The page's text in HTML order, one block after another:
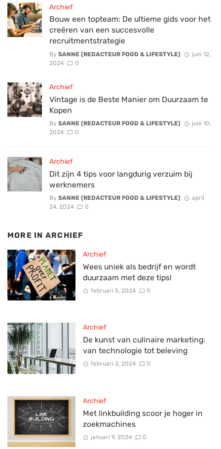
Archief
Bouw een topteam: De ultieme gids voor het
creëren van een succesvolle
recruitmentstrategie
By SANNE (REDACTEUR FOOD & LIFESTYLE)
juni 12,
2024
0
Archief
Vintage is de Beste Manier om Duurzaam te
Kopen
By SANNE (REDACTEUR FOOD & LIFESTYLE)
juni 10,
2024
0
Archief
Dit zijn 4 tips voor langdurig verzuim bij
werknemers
By SANNE (REDACTEUR FOOD & LIFESTYLE)
april
24, 2024
0
MORE IN ARCHIEF
Archief
Wees uniek als bedrijf en wordt
duurzaam met deze tips!
februari 5, 2024 0
Archief
De kunst van culinaire marketing:
van technologie tot beleving
februari 2, 2024 0
Archief
Met linkbuilding scoor je hoger in
zoekmachines
januari 9, 2024 0